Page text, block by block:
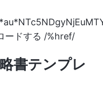
ードする /%href/
書テンプレ